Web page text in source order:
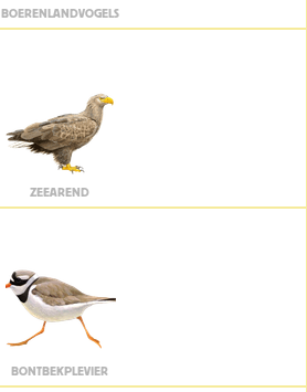
BOERENLANDVOGELS
ZEEAREND
BONTBEKPLEVIER